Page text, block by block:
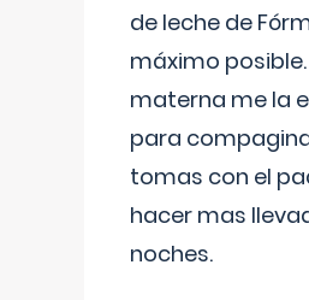
de leche de
máximo
materna me la
para
tomas con el
hacer mas
noches.